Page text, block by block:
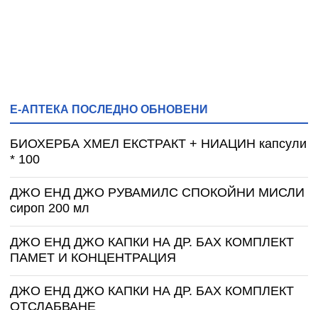
Е-АПТЕКА ПОСЛЕДНО ОБНОВЕНИ
БИОХЕРБА ХМЕЛ ЕКСТРАКТ + НИАЦИН капсули
* 100
ДЖО ЕНД ДЖО РУВАМИЛС СПОКОЙНИ МИСЛИ
сироп 200 мл
ДЖО ЕНД ДЖО КАПКИ НА ДР. БАХ КОМПЛЕКТ
ПАМЕТ И КОНЦЕНТРАЦИЯ
ДЖО ЕНД ДЖО КАПКИ НА ДР. БАХ КОМПЛЕКТ
ОТСЛАБВАНЕ